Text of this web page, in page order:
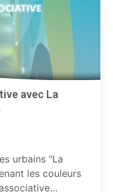
avec La
urbains "La
les couleurs